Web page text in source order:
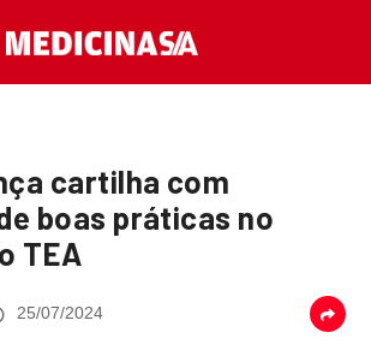
cartilha com
boas práticas no
TEA
25/07/2024